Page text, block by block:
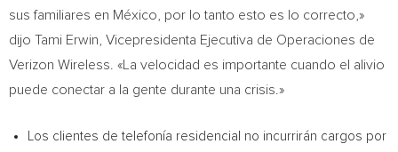
sus familiares en México, por lo tanto esto es lo correcto,»
dijo Tami Erwin , Vicepresidenta Ejecutiva de Operaciones de
Verizon Wireless. «La velocidad es importante cuando el alivio
puede conectar a la gente durante una crisis.»
Los clientes de telefonía residencial no incurrirán cargos por